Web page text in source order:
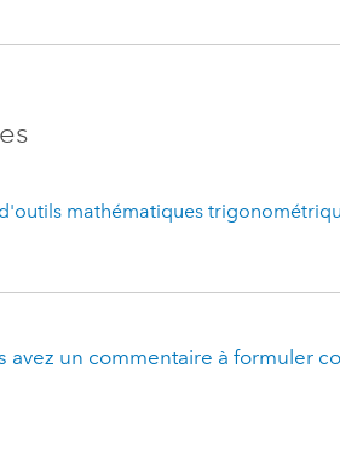
mathématiques
avez un commentaire à formuler